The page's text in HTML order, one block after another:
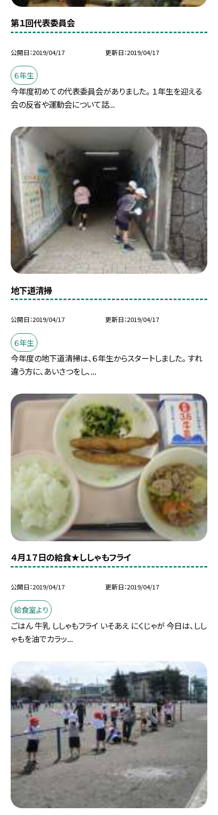
第１回代表委員会
公開日 2019/04/17 更新日 2019/04/17
６年生
今年度初めての代表委員会がありました。 １年生を迎える
会の反省や運動会について話...
地下道清掃
公開日 2019/04/17 更新日 2019/04/17
６年生
今年度の地下道清掃は、６年生からスタートしました。 すれ
違う方に、あいさつをし、...
４月１７日の給食★ししゃもフライ
公開日 2019/04/17 更新日 2019/04/17
給食室より
ごはん 牛乳 ししゃもフライ いそあえ にくじゃが 今日は、しし
ゃもを油でカラッ...